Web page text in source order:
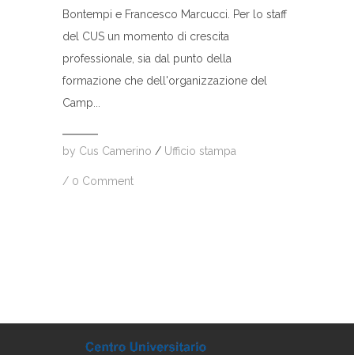
Bontempi e Francesco Marcucci. Per lo staff
del CUS un momento di crescita
professionale, sia dal punto della
formazione che dell'organizzazione del
Camp...
by Cus Camerino / Ufficio stampa
/ 0 Comment